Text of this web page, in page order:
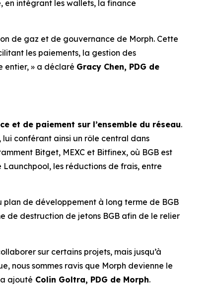
en intégrant les wallets, la finance
de gaz et de gouvernance de Morph. Cette
les paiements, la gestion des
entier, » a déclaré Gracy Chen, PDG de
et de paiement sur l’ensemble du réseau.
conférant ainsi un rôle central dans
Bitget, MEXC et Bitfinex, où BGB est
les réductions de frais, entre
plan de développement à long terme de BGB
de destruction de jetons BGB afin de le relier
sur certains projets, mais jusqu’à
nous sommes ravis que Morph devienne le
a ajouté Colin Goltra, PDG de Morph.